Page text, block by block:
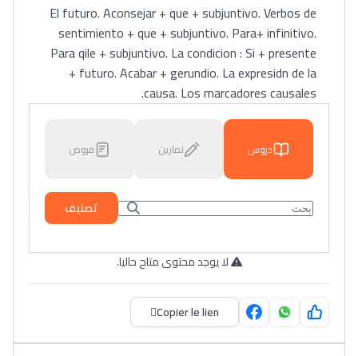
El futuro. Aconsejar + que + subjuntivo. Verbos de
sentimiento + que + subjuntivo. Para+ infinitivo.
Para qile + subjuntivo. La condicion : Si + presente
+ futuro. Acabar + gerundio. La expresidn de la
causa. Los marcadores causales.
دروس تمارين فروض
تصنيف
لا يوجد محتوى متاح حاليا.
Copier le lien